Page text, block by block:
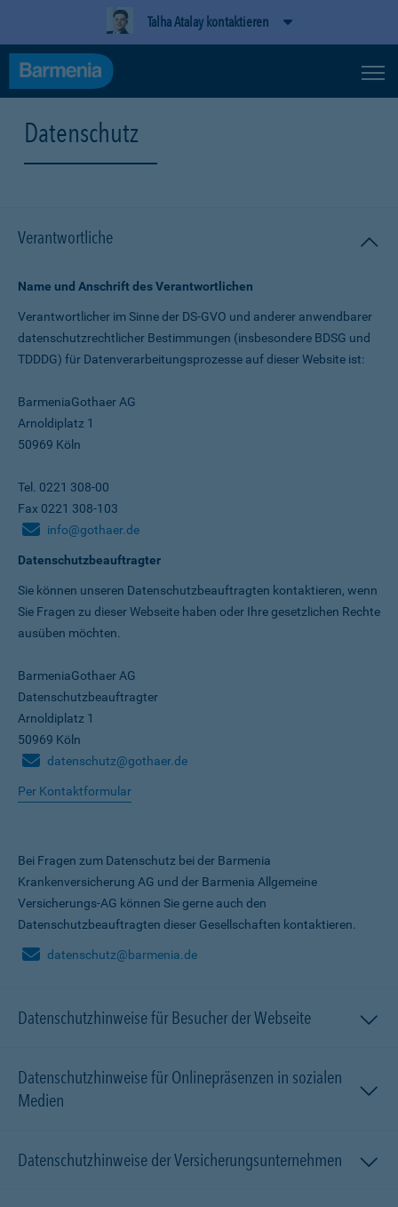
Talha Atalay kontaktieren
Datenschutz
Verantwortliche
Name und Anschrift des Verantwortlichen
Verantwortlicher im Sinne der DS-GVO und anderer anwendbarer
datenschutz­rechtlicher Bestimmungen (insbesondere BDSG und
TDDDG) für Daten­verarbeitungs­prozesse auf dieser Website ist:
BarmeniaGothaer AG
Arnoldiplatz 1
50969 Köln
Tel. 0221 308-00
Fax 0221 308-103
info@gothaer.de
Datenschutzbeauftragter
Sie können unseren Datenschutz­beauftragten kontaktieren, wenn
Sie Fragen zu dieser Webseite haben oder Ihre gesetzlichen Rechte
ausüben möchten.
BarmeniaGothaer AG
Datenschutzbeauftragter
Arnoldiplatz 1
50969 Köln
datenschutz@gothaer.de
Per Kontaktformular
Bei Fragen zum Datenschutz bei der Barmenia
Krankenversicherung AG und der Barmenia Allgemeine
Versicherungs-AG können Sie gerne auch den
Datenschutzbeauftragten dieser Gesellschaften kontaktieren.
datenschutz@barmenia.de
Datenschutzhinweise für Besucher der Webseite
Datenschutzhinweise für Onlinepräsenzen in sozialen
Medien
Datenschutzhinweise der Versicherungsunternehmen